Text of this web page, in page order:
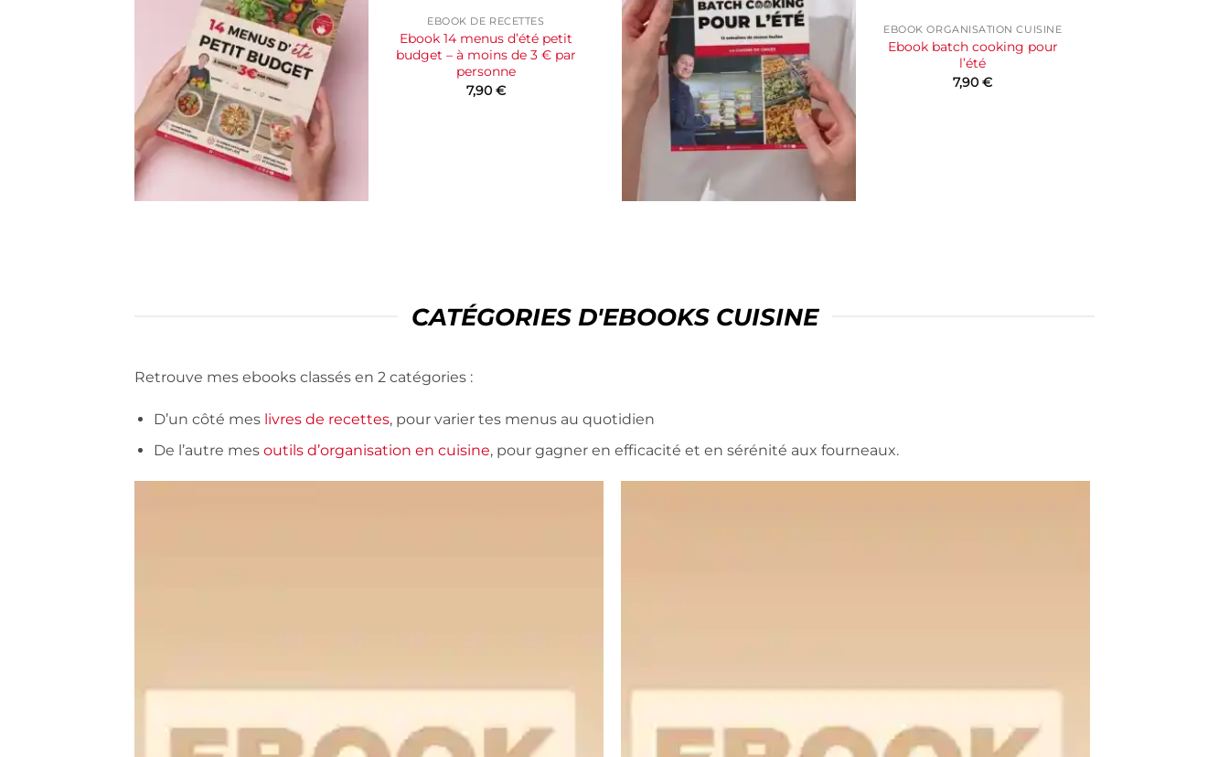
EBOOK DE RECETTES
Ebook 14 menus d’été petit
budget – à moins de 3 € par
personne
7,90€
EBOOK ORGANISATION CUISINE
Ebook batch cooking pour
l’été
7,90€
CATÉGORIES D'EBOOKS CUISINE
Retrouve mes ebooks classés en 2 catégories :
D’un côté mes livres de recettes, pour varier tes menus au quotidien
De l’autre mes outils d’organisation en cuisine, pour gagner en efficacité et en sérénité aux fourneaux.